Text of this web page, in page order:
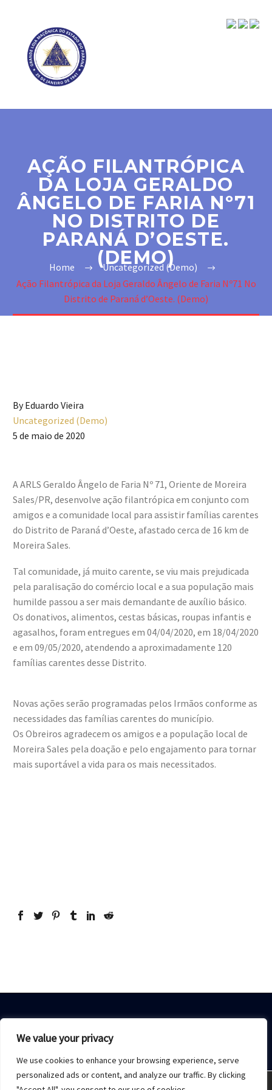
We value your privacy
We use cookies to enhance your browsing experience, serve
personalized ads or content, and analyze our traffic. By clicking
AÇÃO FILANTRÓPICA
DA LOJA GERALDO
ÂNGELO DE FARIA Nº71
NO DISTRITO DE
PARANÁ D’OESTE.
(DEMO)
Home
Uncategorized (Demo)
Ação Filantrópica da Loja Geraldo Ângelo de Faria Nº71 No
Distrito de Paraná d’Oeste. (Demo)
By Eduardo Vieira
Uncategorized (Demo)
5 de maio de 2020
A ARLS Geraldo Ângelo de Faria Nº 71, Oriente de Moreira
Sales/PR, desenvolve ação filantrópica em conjunto com
amigos e a comunidade local para assistir famílias carentes
do Distrito de Paraná d’Oeste, afastado cerca de 16 km de
Moreira Sales.
Tal comunidade, já muito carente, se viu mais prejudicada
pela paralisação do comércio local e a sua população mais
humilde passou a ser mais demandante de auxílio básico.
Os donativos, alimentos, cestas básicas, roupas infantis e
agasalhos, foram entregues em 04/04/2020, em 18/04/2020
e em 09/05/2020, atendendo a aproximadamente 120
famílias carentes desse Distrito.
Novas ações serão programadas pelos Irmãos conforme as
necessidades das famílias carentes do município.
Os Obreiros agradecem os amigos e a população local de
Moreira Sales pela doação e pelo engajamento para tornar
mais suportável a vida para os mais necessitados.
Sobre Nós Acesso restrito Contato